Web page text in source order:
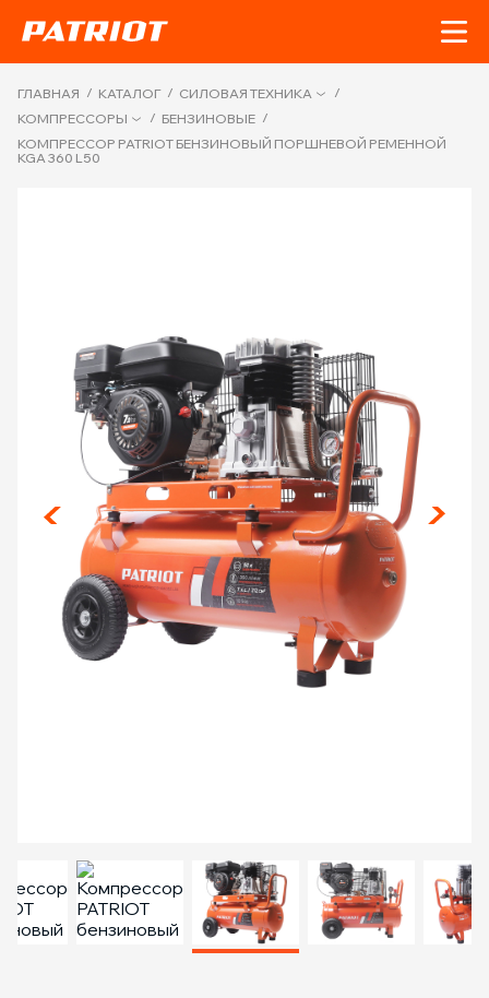
ГЛАВНАЯ / КАТАЛОГ / СИЛОВАЯ ТЕХНИКА
/
КОМПРЕССОРЫ
/ БЕНЗИНОВЫЕ /
КОМПРЕССОР PATRIOT БЕНЗИНОВЫЙ ПОРШНЕВОЙ РЕМЕННОЙ
KGA 360 L50